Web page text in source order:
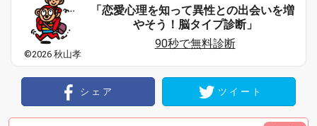
©2026 秋山孝
「恋愛心理を知って異性との出会いを増
やそう！脳タイプ診断」
90秒で無料診断
シェア ツイート